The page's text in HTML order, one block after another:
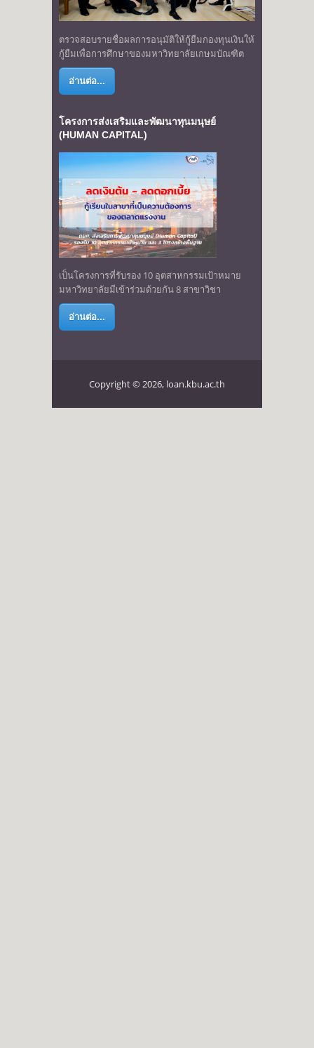
ตรวจสอบรายชื่อผลการอนุมัติให้กู้ยืมกองทุนเงินให้
กู้ยืมเพื่อการศึกษาของมหาวิทยาลัยเกษมบัณฑิต
อ่านต่อ...
โครงการส่งเสริมและพัฒนาทุนมนุษย์
(HUMAN CAPITAL)
เป็นโครงการที่รับรอง 10 อุตสาหกรรมเป้าหมาย
มหาวิทยาลัยมีเข้าร่วมด้วยกัน 8 สาขาวิชา
อ่านต่อ...
Copyright © 2026, loan.kbu.ac.th